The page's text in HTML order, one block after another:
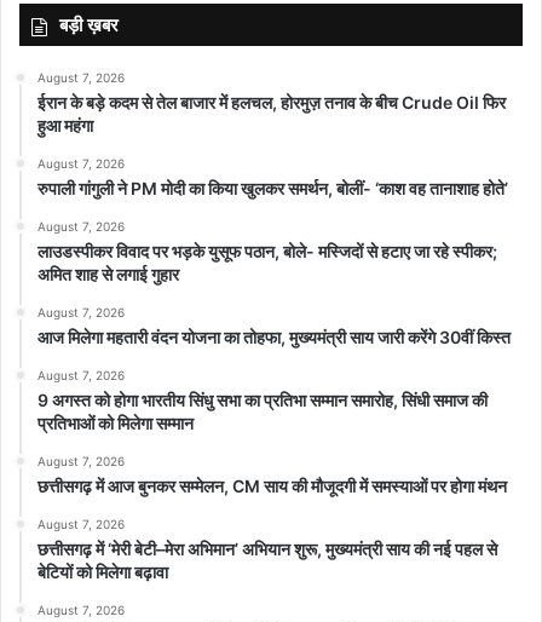
बड़ी ख़बर
August 7, 2026
ईरान के बड़े कदम से तेल बाजार में हलचल, होरमुज़ तनाव के बीच Crude Oil फिर
हुआ महंगा
August 7, 2026
रुपाली गांगुली ने PM मोदी का किया खुलकर समर्थन, बोलीं- ‘काश वह तानाशाह होते’
August 7, 2026
लाउडस्पीकर विवाद पर भड़के युसूफ पठान, बोले- मस्जिदों से हटाए जा रहे स्पीकर;
अमित शाह से लगाई गुहार
August 7, 2026
आज मिलेगा महतारी वंदन योजना का तोहफा, मुख्यमंत्री साय जारी करेंगे 30वीं किस्त
August 7, 2026
9 अगस्त को होगा भारतीय सिंधु सभा का प्रतिभा सम्मान समारोह, सिंधी समाज की
प्रतिभाओं को मिलेगा सम्मान
August 7, 2026
छत्तीसगढ़ में आज बुनकर सम्मेलन, CM साय की मौजूदगी में समस्याओं पर होगा मंथन
August 7, 2026
छत्तीसगढ़ में ‘मेरी बेटी–मेरा अभिमान’ अभियान शुरू, मुख्यमंत्री साय की नई पहल से
बेटियों को मिलेगा बढ़ावा
August 7, 2026